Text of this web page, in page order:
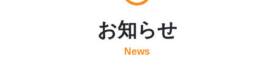
お知らせ
News